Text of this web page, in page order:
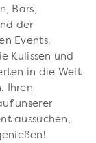
Bars,
der
Events.
Kulissen und
in die Welt
Ihren
unserer
aussuchen,